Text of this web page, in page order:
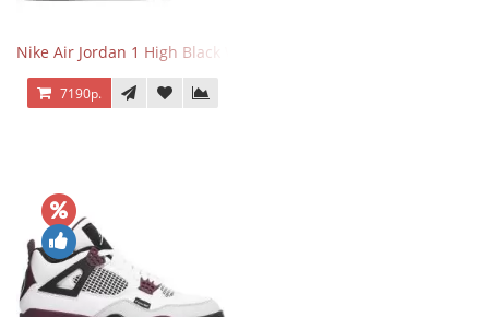
Nike Air Jordan 1 High Black White
7190р.